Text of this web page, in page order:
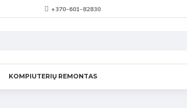
+370-601-82830
KOMPIUTERIŲ REMONTAS